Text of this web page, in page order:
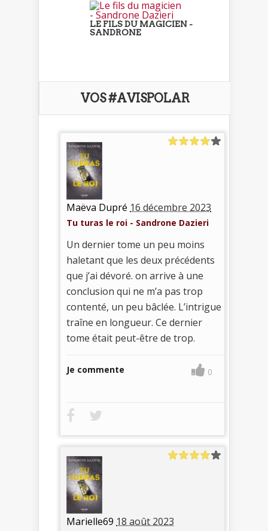
LE FILS DU MAGICIEN -
SANDRONE
VOS #AVISPOLAR
Maëva Dupré 16 décembre 2023
Tu turas le roi - Sandrone Dazieri
Un dernier tome un peu moins
haletant que les deux précédents
que j’ai dévoré. on arrive à une
conclusion qui ne m’a pas trop
contenté, un peu bâclée. L’intrigue
traîne en longueur. Ce dernier
tome était peut-être de trop.
Je commente 0
Marielle69 18 août 2023